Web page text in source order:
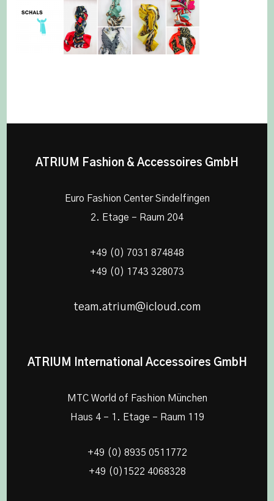
ATRIUM Fashion & Accessoires GmbH
Euro Fashion Center Sindelfingen
2. Etage – Raum 204
+49 (0) 7031 874848
+49 (0) 1743 328073
team.atrium@icloud.com
ATRIUM International Accessoires GmbH
MTC World of Fashion München
Haus 4 – 1. Etage – Raum 119
+49 (0) 8935 0511772
+49 (0)1522 4068328